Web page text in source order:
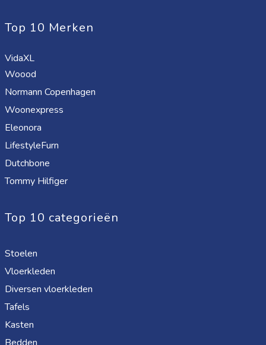
Top 10 Merken
VidaXL
Woood
Normann Copenhagen
Woonexpress
Eleonora
LifestyleFurn
Dutchbone
Tommy Hilfiger
Top 10 categorieën
Stoelen
Vloerkleden
Diversen vloerkleden
Tafels
Kasten